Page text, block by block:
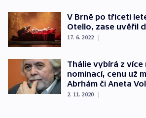
V Brně po třiceti
Otello, zase uvěřil
17. 6. 2022 |
Thálie vybírá z
nominací, cenu už
Abrhám či Aneta
2. 11. 2020 |